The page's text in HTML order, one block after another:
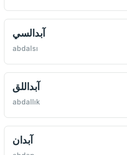
آبدالسي
abdalsı
آبداللق
abdallık
آبدان